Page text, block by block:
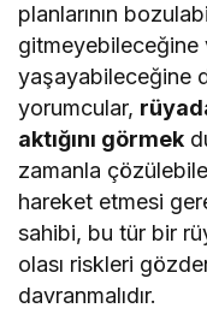
planlarının
gitmeyebileceğine
yaşayabileceğine
yorumcular,
aktığını görmek
zamanla
hareket etmesi
sahibi, bu tür bir
olası riskleri
davranmalıdır.